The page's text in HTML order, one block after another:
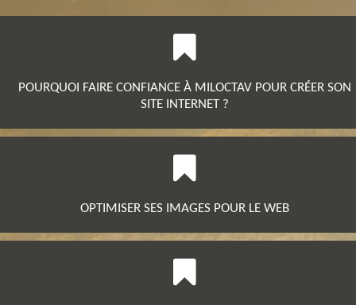
POURQUOI FAIRE CONFIANCE À MILOCTAV POUR CRÉER SON
SITE INTERNET ?
OPTIMISER SES IMAGES POUR LE WEB